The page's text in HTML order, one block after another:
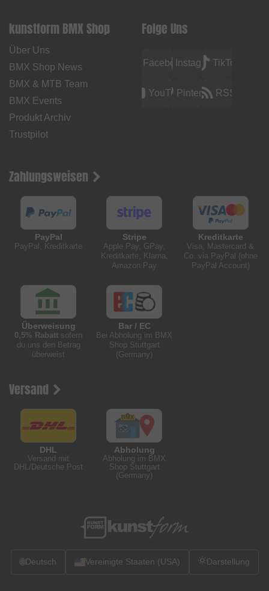
kunstform BMX Shop
Über Uns
BMX Shop News
BMX & MTB Team
BMX Events
Produkt Archiv
Trustpilot
Folge Uns
FacebookInstagramTikTok
YouTubePinterest RSS
Zahlungsweisen
PayPal
PayPal, Kreditkarte
Stripe
Apple Pay, GPay,
Kreditkarte, Klarna,
Amazon Pay
Kreditkarte
Visa, Mastercard &
Co. via PayPal (ohne
PayPal Account)
Überweisung
0,5% Rabatt sofern
du uns den Betrag
überweist
Bar / EC
Bei Abholung im BMX
Shop Stuttgart
(Germany)
Versand
DHL
Versand mit
DHL/Deutsche Post
Abholung
Abholung im BMX
Shop Stuttgart
(Germany)
🌐Deutsch Vereinigte Staaten (USA) Darstellung